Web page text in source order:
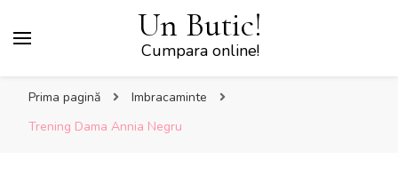
Un Butic!
Cumpara online!
Prima pagină
Imbracaminte
Trening Dama Annia Negru